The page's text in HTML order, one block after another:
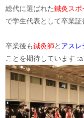
総代に選ばれた鍼灸スポ
で学生代表として卒業
卒業後も鍼灸師と アスレ
ことを期待しています